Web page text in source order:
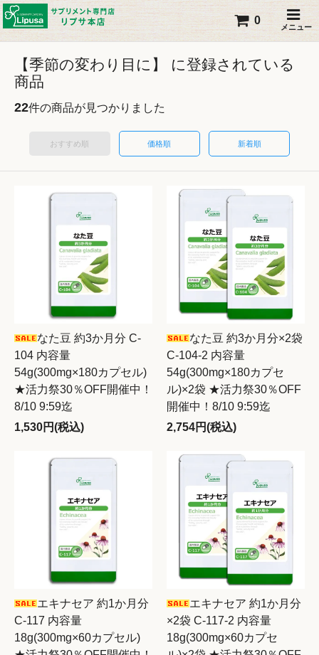
メニュー
0
【季節の変わり目に】 に登録されている
商品
22件の商品が見つかりました
おすすめ順 価格順 新着順
なた豆 約3か月分 C-
104 内容量
54g(300mg×180カプセル)
★活力祭30％OFF開催中！
8/10 9:59迄
1,530円(税込)
なた豆 約3か月分×2袋
C-104-2 内容量
54g(300mg×180カプセ
ル)×2袋 ★活力祭30％OFF
開催中！8/10 9:59迄
2,754円(税込)
エキナセア 約1か月分
C-117 内容量
18g(300mg×60カプセル)
エキナセア 約1か月分
×2袋 C-117-2 内容量
18g(300mg×60カプセ